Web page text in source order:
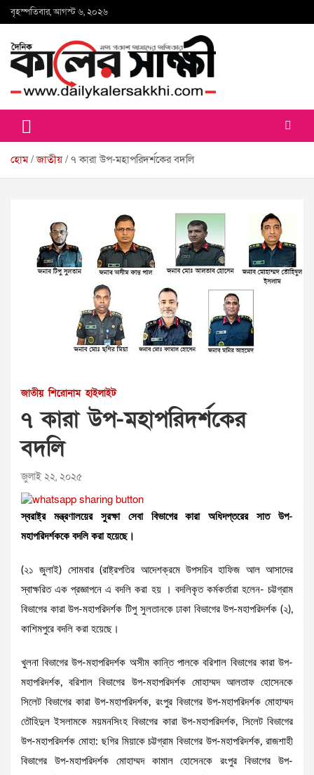
Skip
to
বৃহস্পতিবার, আগস্ট ৬, ২০২৬
কালের সাক্ষী
হোম জাতীয় ৭ কারা উপ-মহাপরিদর্শকের বদলি
জাতীয় শিরোনাম হাইলাইট
৭ কারা উপ-মহাপরিদর্শকের
বদলি
জুলাই ২২, ২০২৫
স্বরাষ্ট্র মন্ত্রণালয়ের সুরক্ষা সেবা বিভাগের কারা অধিদপ্তরের সাত উপ-
মহাপরিদর্শককে বদলি করা হয়েছে।
(২১ জুলাই) সোমবার (রাষ্ট্রপতির আদেশক্রমে উপসচিব হাফিজ আল আসাদের
স্বাক্ষরিত এক প্রজ্ঞাপনে এ বদলি করা হয় । বদলিকৃত কর্মকর্তারা হলেন- চট্টগ্রাম
বিভাগের কারা উপ-মহাপরিদর্শক টিপু সুলতানকে ঢাকা বিভাগের উপ-মহাপরিদর্শক (২),
কাশিমপুরে বদলি করা হয়েছে।
খুলনা বিভাগের উপ-মহাপরিদর্শক অসীম কান্তি পালকে বরিশাল বিভাগের কারা উপ-
মহাপরিদর্শক, বরিশাল বিভাগের উপ-মহাপরিদর্শক মোহাম্মদ আলতাফ হোসেনকে
সিলেট বিভাগের কারা উপ-মহাপরিদর্শক, রংপুর বিভাগের উপ-মহাপরিদর্শক মোহাম্মদ
তৌহিদুল ইসলামকে ময়মনসিংহ বিভাগের কারা উপ-মহাপরিদর্শক, সিলেট বিভাগের
উপ-মহাপরিদর্শক মোহা: ছগির মিয়াকে চট্টগ্রাম বিভাগের উপ-মহাপরিদর্শক, রাজশাহী
বিভাগের উপ-মহাপরিদর্শক মোহাম্মদ কামাল হোসেনকে রংপুর বিভাগের উপ-